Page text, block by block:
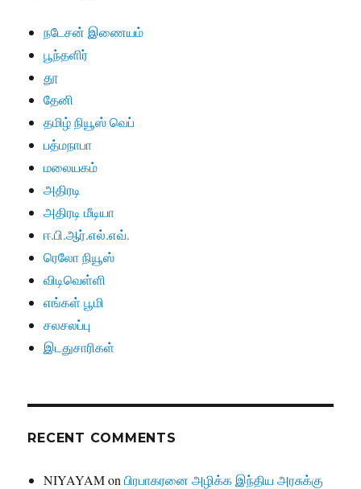
நடேசன் இணையம்
பூந்தளிர்
தூ
தேனி
தமிழ் நியூஸ் வெப்
பத்மநாபா
மலையகம்
அதிரடி
அதிரடி மீடியா
ஈ.பி.ஆர்.எல்.எவ்.
ரெலோ நியூஸ்
விடிவெள்ளி
எங்கள் பூமி
சலசலப்பு
இடதுசாரிகள்
RECENT COMMENTS
NIYAYAMonபிரபாகரனை அழிக்க இந்திய அரசுக்கு